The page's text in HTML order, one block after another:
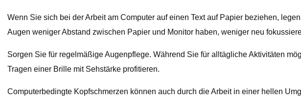
Wenn Sie sich bei der Arbeit am Computer auf einen Text auf Papier beziehen,
Augen weniger Abstand zwischen Papier und Monitor haben, weniger neu
Sorgen Sie für regelmäßige Augenpflege. Während Sie für alltägliche Aktivitäten
Tragen einer Brille mit Sehstärke profitieren.
Computerbedingte Kopfschmerzen können auch durch die Arbeit in einer hellen